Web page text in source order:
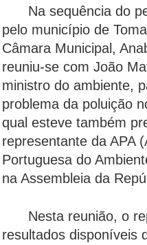
Na sequência do
pelo município de
Câmara Municipal,
reuniu-se com João
ministro do ambiente,
problema da poluição
qual esteve também
representante da APA
Portuguesa do
na Assembleia da
Nesta reunião, o
resultados disponíveis